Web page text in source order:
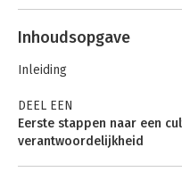
Waarom Netflix zo
Andere boeken
Inhoudsopgave
Inleiding
DEEL EEN
Eerste stappen naar een
verantwoordelijkheid